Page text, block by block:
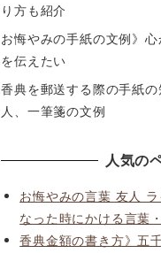
り方も紹介
お悔やみの手紙の文例》
を伝えたい
香典を郵送する際の手紙
人、一筆箋の文例
人気の
お悔やみの言葉 友人
なった時にかける言葉
香典金額の書き方》五